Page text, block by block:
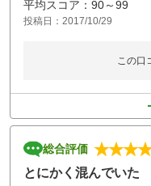
平均スコア：90～99
投稿日：2017/10/29
この口
総合評価
とにかく混んでいた